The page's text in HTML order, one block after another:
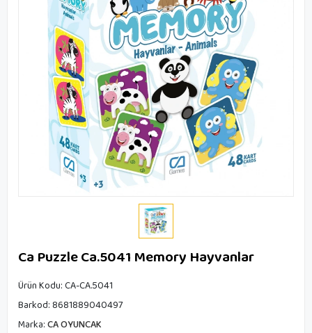
Ca Puzzle Ca.5041 Memory Hayvanlar
Ürün Kodu:CA-CA.5041
Barkod:8681889040497
Marka:CA OYUNCAK